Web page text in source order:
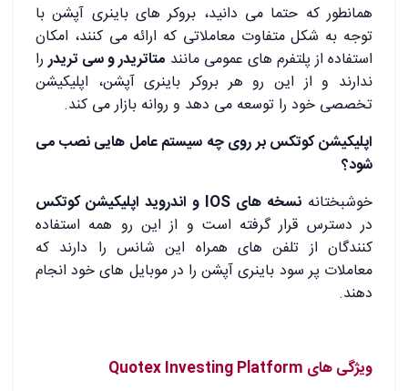
همانطور که حتما می دانید، بروکر های باینری آپشن با
توجه به شکل متفاوت معاملاتی که ارائه می کنند، امکان
استفاده از پلتفرم های عمومی مانند متاتریدر و سی تریدررا
ندارند و از این رو هر بروکر باینری آپشن، اپلیکیشن
تخصصی خود را توسعه می دهد و روانه بازار می کند.
اپلیکیشن کوتکس بر روی چه سیستم عامل هایی نصب می
شود؟
خوشبختانه نسخه های IOS و اندروید اپلیکیشن کوتکس
در دسترس قرار گرفته است و از این رو همه استفاده
کنندگان از تلفن های همراه این شانس را دارند که
معاملات پر سود باینری آپشن را در موبایل های خود انجام
دهند.
ویژگی های Quotex Investing Platform